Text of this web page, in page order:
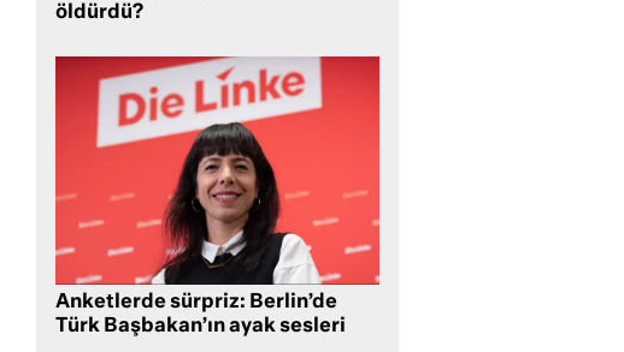
öldürdü?
Anketlerde sürpriz: Berlin’de
Türk Başbakan’ın ayak sesleri